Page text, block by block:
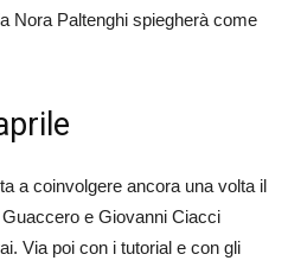
Nora Paltenghi spiegherà come
a coinvolgere ancora una volta il
e Giovanni Ciacci
Via poi con i tutorial e con gli